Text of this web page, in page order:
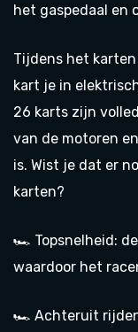
het gaspedaal en
Tijdens het
kart je in
26 karts zijn
van de motoren
is. Wist je dat er
karten?
🏎️ Topsnelheid:
waardoor het
🏎️ Achteruit